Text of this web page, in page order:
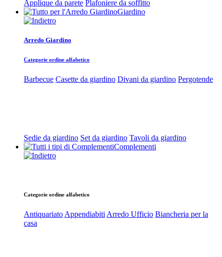
Applique da parete Plafoniere da soffitto
Giardino
Arredo Giardino
Categorie ordine alfabetico
Barbecue Casette da giardino Divani da giardino Pergotende
Sedie da giardino Set da giardino Tavoli da giardino
Complementi
Categorie ordine alfabetico
Antiquariato Appendiabiti Arredo Ufficio Biancheria per la
casa